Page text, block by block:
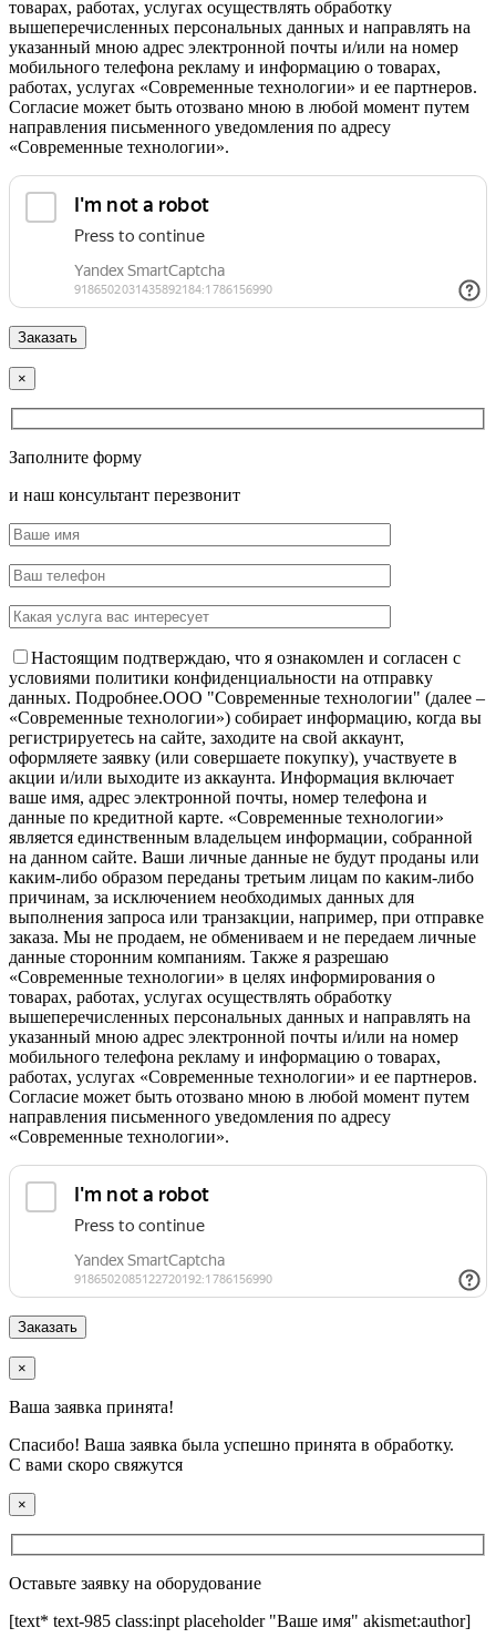
товарах, работах, услугах осуществлять обработку
вышеперечисленных персональных данных и направлять на
указанный мною адрес электронной почты и/или на номер
мобильного телефона рекламу и информацию о товарах,
работах, услугах «Современные технологии» и ее партнеров.
Согласие может быть отозвано мною в любой момент путем
направления письменного уведомления по адресу
«Современные технологии».
×
Заполните форму
и наш консультант перезвонит
Настоящим подтверждаю, что я ознакомлен и согласен с
условиями политики конфиденциальности на отправку
данных. Подробнее.OOO "Современные технологии" (далее –
«Современные технологии») собирает информацию, когда вы
регистрируетесь на сайте, заходите на свой аккаунт,
оформляете заявку (или совершаете покупку), участвуете в
акции и/или выходите из аккаунта. Информация включает
ваше имя, адрес электронной почты, номер телефона и
данные по кредитной карте. «Современные технологии»
является единственным владельцем информации, собранной
на данном сайте. Ваши личные данные не будут проданы или
каким-либо образом переданы третьим лицам по каким-либо
причинам, за исключением необходимых данных для
выполнения запроса или транзакции, например, при отправке
заказа. Мы не продаем, не обмениваем и не передаем личные
данные сторонним компаниям. Также я разрешаю
«Современные технологии» в целях информирования о
товарах, работах, услугах осуществлять обработку
вышеперечисленных персональных данных и направлять на
указанный мною адрес электронной почты и/или на номер
мобильного телефона рекламу и информацию о товарах,
работах, услугах «Современные технологии» и ее партнеров.
Согласие может быть отозвано мною в любой момент путем
направления письменного уведомления по адресу
«Современные технологии».
×
Ваша заявка принята!
Спасибо! Ваша заявка была успешно принята в обработку.
С вами скоро свяжутся
×
Оставьте заявку на оборудование
[text* text-985 class:inpt placeholder "Ваше имя" akismet:author]